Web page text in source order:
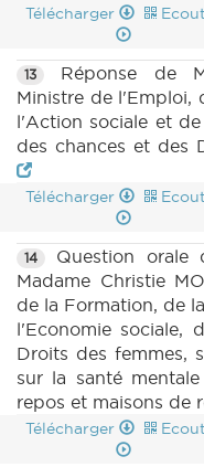
Télécharger
13
Réponse de
Ministre de l'Emploi,
l'Action sociale et
des chances et des
Télécharger
14
Question orale
Madame Christie
de la Formation, de
l'Economie sociale,
Droits des femmes,
sur la santé
repos et maisons de
Télécharger